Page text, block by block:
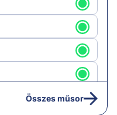
Összes műsor